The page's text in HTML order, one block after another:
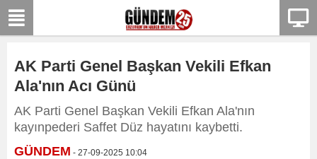
AK Parti Genel Başkan Vekili Efkan
Ala'nın Acı Günü
AK Parti Genel Başkan Vekili Efkan Ala'nın
kayınpederi Saffet Düz hayatını kaybetti.
GÜNDEM - 27-09-2025 10:04